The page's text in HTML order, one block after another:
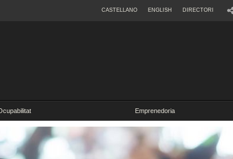
CASTELLANO ENGLISH DIRECTORI
Emprenedoria